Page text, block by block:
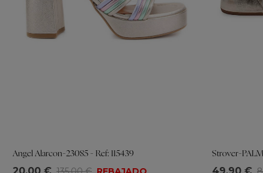
Tallas
Angel Alarcon-23085 - Ref: 115439
20,00 € Tallas
Strover-PALM
49,90 €